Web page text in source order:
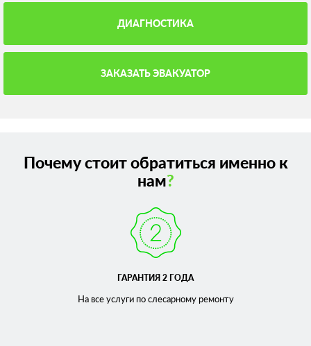
ДИАГНОСТИКА
ЗАКАЗАТЬ ЭВАКУАТОР
Почему стоит обратиться именно к
нам?
ГАРАНТИЯ 2 ГОДА
На все услуги по слесарномуремонту